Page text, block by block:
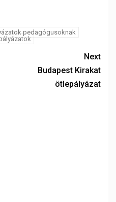
pedagógusoknak
Next
Budapest Kirakat
ötlepályázat